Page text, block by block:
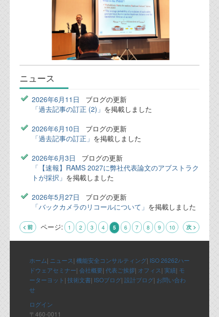
ニュース
2026年6月11日 ブログの更新
「過去記事の訂正 (2)」 を掲載しました
2026年6月10日 ブログの更新
「過去記事の訂正」 を掲載しました
2026年6月3日 ブログの更新
「【速報】RAMS 2027に弊社代表論文のアブストラク
トが採択」 を掲載しました
2026年5月27日 ブログの更新
「バックカメラのリコールについて」 を掲載しました
ページ:
< 前 1 2 3 4 5 6 7 8 9 10 次 >
ホーム| ニュース| 機能安全コンサルティング| ISO 26262ハー
ドウェアセミナー| 会社概要| 代表ご挨拶| オフィス| 実績| モ
ーターヨット | 技術文書| ISOブログ| 設計ブログ| お問い合わ
せ
ログイン
〒460-0011